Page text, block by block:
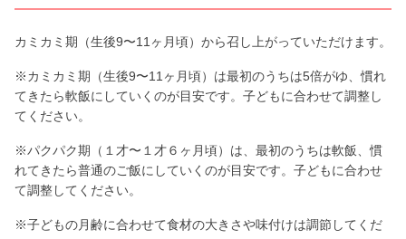
カミカミ期（生後9〜11ヶ月頃）から召し上がっていただけます。
※カミカミ期（生後9〜11ヶ月頃）は最初のうちは5倍がゆ、慣れ
てきたら軟飯にしていくのが目安です。子どもに合わせて調整し
てください。
※パクパク期（１才〜１才６ヶ月頃）は、最初のうちは軟飯、慣
れてきたら普通のご飯にしていくのが目安です。子どもに合わせ
て調整してください。
※子どもの月齢に合わせて食材の大きさや味付けは調節してくだ